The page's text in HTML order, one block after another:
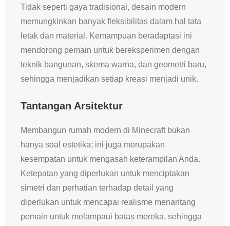
Tidak seperti gaya tradisional, desain modern
memungkinkan banyak fleksibilitas dalam hal tata
letak dan material. Kemampuan beradaptasi ini
mendorong pemain untuk bereksperimen dengan
teknik bangunan, skema warna, dan geometri baru,
sehingga menjadikan setiap kreasi menjadi unik.
Tantangan Arsitektur
Membangun rumah modern di Minecraft bukan
hanya soal estetika; ini juga merupakan
kesempatan untuk mengasah keterampilan Anda.
Ketepatan yang diperlukan untuk menciptakan
simetri dan perhatian terhadap detail yang
diperlukan untuk mencapai realisme menantang
pemain untuk melampaui batas mereka, sehingga